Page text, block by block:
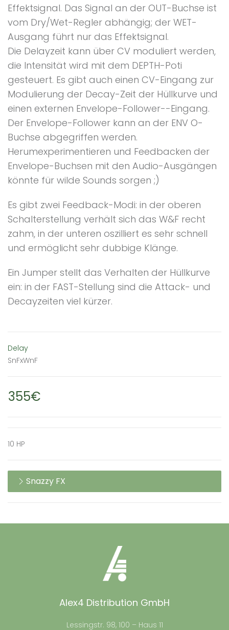
Effektsignal. Das Signal an der OUT-Buchse ist
vom Dry/Wet-Regler abhängig; der WET-
Ausgang führt nur das Effektsignal.
Die Delayzeit kann über CV moduliert werden,
die Intensität wird mit dem DEPTH-Poti
gesteuert. Es gibt auch einen CV-Eingang zur
Modulierung der Decay-Zeit der Hüllkurve und
einen externen Envelope-Follower--Eingang.
Der Envelope-Follower kann an der ENV O-
Buchse abgegriffen werden.
Herumexperimentieren und Feedbacken der
Envelope-Buchsen mit den Audio-Ausgängen
könnte für wilde Sounds sorgen ;)
Es gibt zwei Feedback-Modi: in der oberen
Schalterstellung verhält sich das W&F recht
zahm, in der unteren oszilliert es sehr schnell
und ermöglicht sehr dubbige Klänge.
Ein Jumper stellt das Verhalten der Hüllkurve
ein: in der FAST-Stellung sind die Attack- und
Decayzeiten viel kürzer.
Delay
SnFxWnF
355€
10 HP
Snazzy FX
Alex4 Distribution GmbH
Lessingstr. 98, 100 – Haus 11